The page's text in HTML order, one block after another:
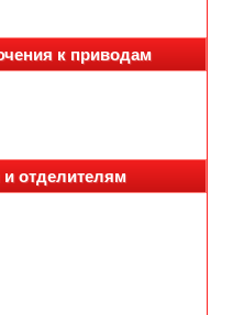
к приводам
и отделителям